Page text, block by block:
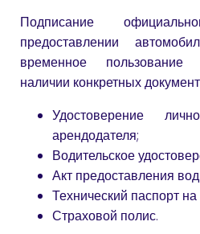
Подписание
предоставлении
временное пользование
наличии конкретных
Удостоверение
арендодателя;
Водительское
Акт предоставления
Технический паспорт
Страховой полис.